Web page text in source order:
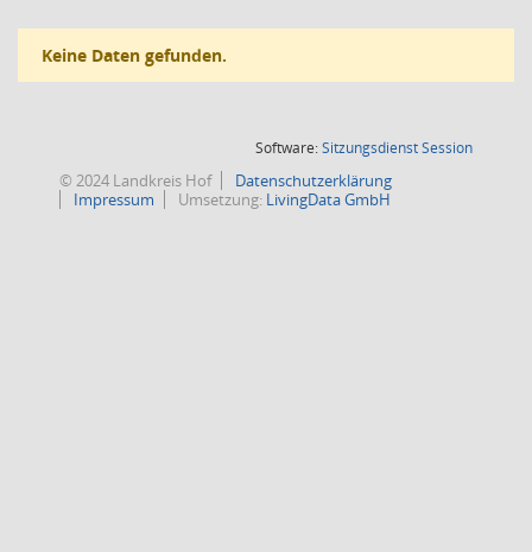
Keine Daten gefunden.
Software:SitzungsdienstSession(Wird in
© 2024 Landkreis Hof
Datenschutzerklärung
Impressum
Umsetzung: LivingData GmbH